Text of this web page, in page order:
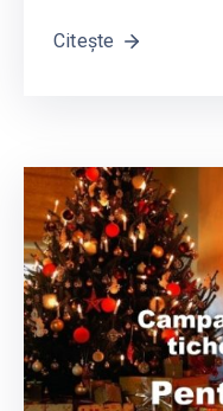
Citește